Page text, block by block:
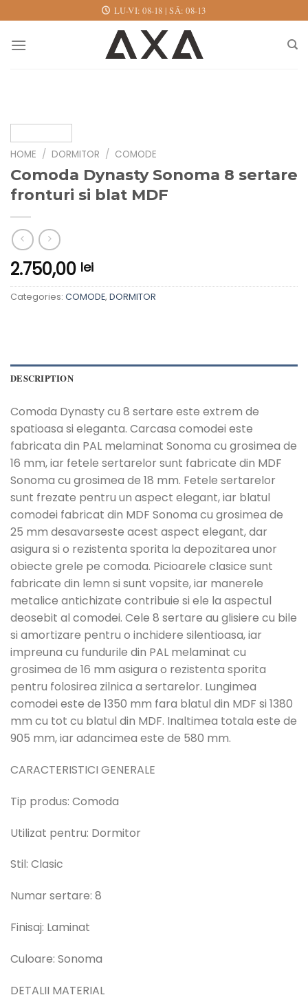
to
content
LU-VI: 08-18 | SÂ: 08-13
HOME / DORMITOR / COMODE
Comoda Dynasty Sonoma 8 sertare
fronturi si blat MDF
2.750,00 lei
Categories: COMODE, DORMITOR
DESCRIPTION
Comoda Dynasty cu 8 sertare este extrem de
spatioasa si eleganta. Carcasa comodei este
fabricata din PAL melaminat Sonoma cu grosimea de
16 mm, iar fetele sertarelor sunt fabricate din MDF
Sonoma cu grosimea de 18 mm. Fetele sertarelor
sunt frezate pentru un aspect elegant, iar blatul
comodei fabricat din MDF Sonoma cu grosimea de
25 mm desavarseste acest aspect elegant, dar
asigura si o rezistenta sporita la depozitarea unor
obiecte grele pe comoda. Picioarele clasice sunt
fabricate din lemn si sunt vopsite, iar manerele
metalice antichizate contribuie si ele la aspectul
deosebit al comodei. Cele 8 sertare au glisiere cu bile
si amortizare pentru o inchidere silentioasa, iar
impreuna cu fundurile din PAL melaminat cu
grosimea de 16 mm asigura o rezistenta sporita
pentru folosirea zilnica a sertarelor. Lungimea
comodei este de 1350 mm fara blatul din MDF si 1380
mm cu tot cu blatul din MDF. Inaltimea totala este de
905 mm, iar adancimea este de 580 mm.
CARACTERISTICI GENERALE
Tip produs: Comoda
Utilizat pentru: Dormitor
Stil: Clasic
Numar sertare: 8
Finisaj: Laminat
Culoare: Sonoma
DETALII MATERIAL